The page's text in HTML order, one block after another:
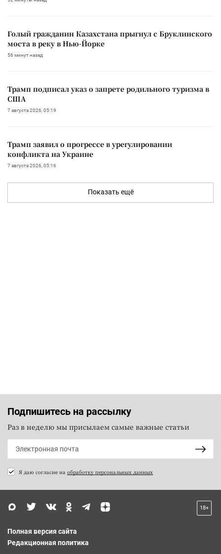
Голый гражданин Казахстана прыгнул с Бруклинского
моста в реку в Нью-Йорке
56 минут назад
Трамп подписал указ о запрете родильного туризма в
США
7 августа 2026, 05:19
Трамп заявил о прогрессе в урегулировании
конфликта на Украине
7 августа 2026, 05:16
Показать ещё
Подпишитесь на рассылку
Раз в неделю мы присылаем самые важные статьи
Я даю согласие на обработку персональных данных
18+
Полная версия сайта
Редакционная политика